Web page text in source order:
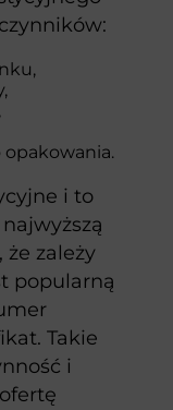
i to
zależy
popularną
Takie
i